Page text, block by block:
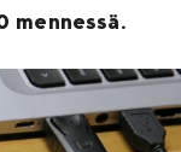
mennessä.